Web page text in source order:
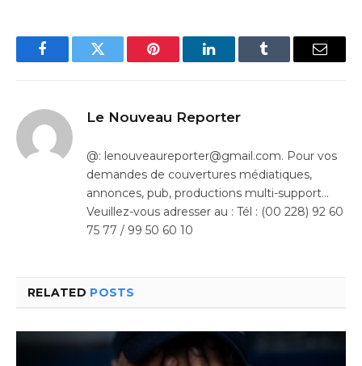
FacebookTwitter Pinterest LinkedInTumblr Email
Le Nouveau Reporter
@: lenouveaureporter@gmail.com. Pour vos
demandes de couvertures médiatiques,
annonces, pub, productions multi-support…
Veuillez-vous adresser au : Tél : (00 228) 92 60
75 77 / 99 50 60 10
RELATED POSTS